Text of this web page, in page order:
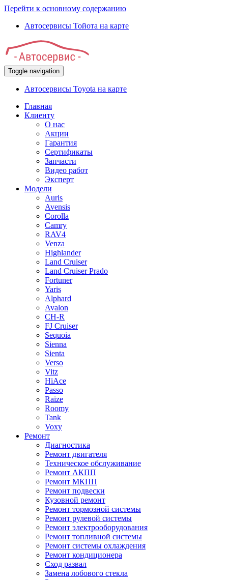
Перейти к основному содержанию
Автосервисы Тойота на карте
Toggle navigation
Автосервисы Toyota на карте
Главная
Клиенту
О нас
Акции
Гарантия
Сертификаты
Запчасти
Видео работ
Эксперт
Модели
Auris
Avensis
Corolla
Camry
RAV4
Venza
Highlander
Land Cruiser
Land Cruiser Prado
Fortuner
Yaris
Alphard
Avalon
CH-R
FJ Cruiser
Sequoia
Sienna
Sienta
Verso
Vitz
HiAce
Passo
Raize
Roomy
Tank
Voxy
Ремонт
Диагностика
Ремонт двигателя
Техническое обслуживание
Ремонт АКПП
Ремонт МКПП
Ремонт подвески
Кузовной ремонт
Ремонт тормозной системы
Ремонт рулевой системы
Ремонт электрооборудования
Ремонт топливной системы
Ремонт системы охлаждения
Ремонт кондиционера
Сход развал
Замена лобового стекла